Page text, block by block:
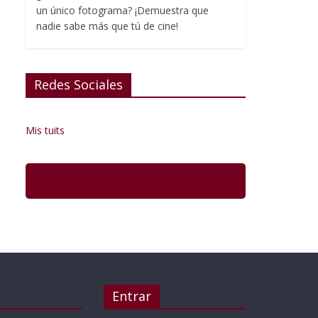
un único fotograma? ¡Demuestra que
nadie sabe más que tú de cine!
Redes Sociales
Mis tuits
Entrar